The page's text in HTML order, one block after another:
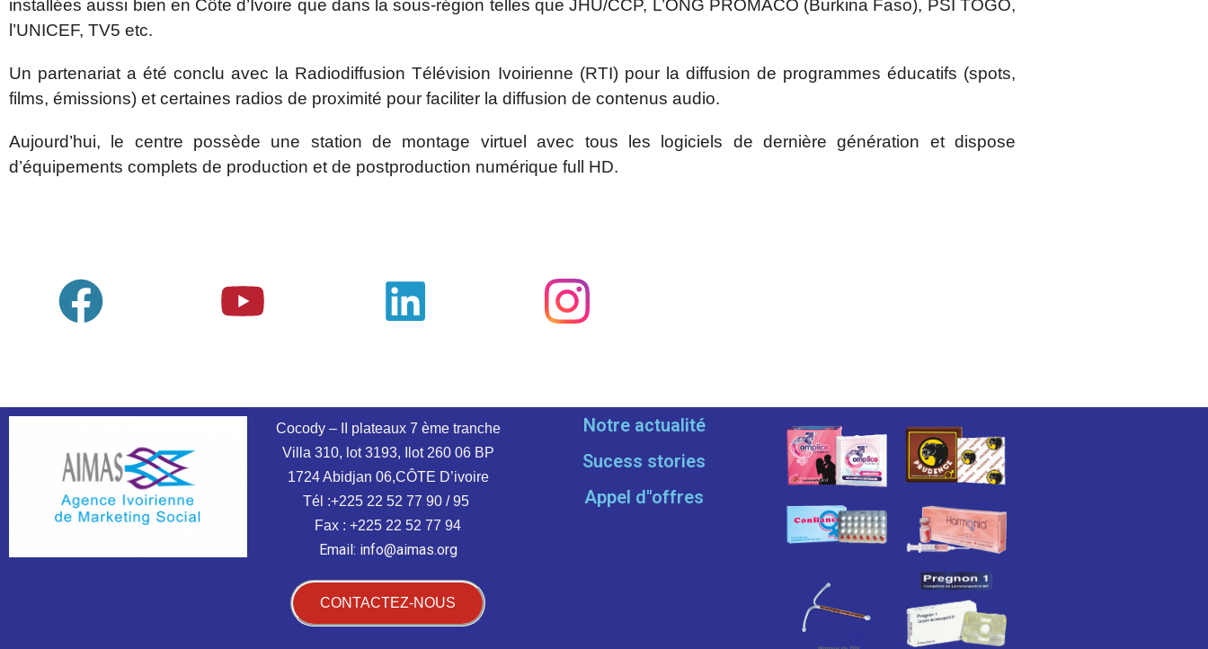
installées aussi bien en Côte d’Ivoire que dans la sous-région telles que JHU/CCP, L’ONG PROMACO (Burkina Faso), PSI TOGO,
l’UNICEF, TV5 etc.
Un partenariat a été conclu avec la Radiodiffusion Télévision Ivoirienne (RTI) pour la diffusion de programmes éducatifs (spots,
films, émissions) et certaines radios de proximité pour faciliter la diffusion de contenus audio.
Aujourd’hui, le centre possède une station de montage virtuel avec tous les logiciels de dernière génération et dispose
d’équipements complets de production et de postproduction numérique full HD.
Cocody – II plateaux 7 ème tranche
Villa 310, lot 3193, Ilot 260 06 BP
1724 Abidjan 06,CÔTE D’ivoire
Tél :+225 22 52 77 90 / 95
Fax : +225 22 52 77 94
Email: info@aimas.org
CONTACTEZ-NOUS
Notre actualité
Sucess stories
Appel d''offres